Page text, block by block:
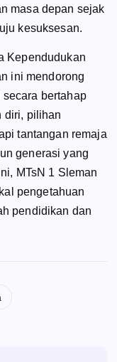
masa depan sejak
kesuksesan.
Kependudukan
ini mendorong
bertahap
diri, pilihan
tantangan remaja
generasi yang
MTsN 1 Sleman
pengetahuan
pendidikan dan